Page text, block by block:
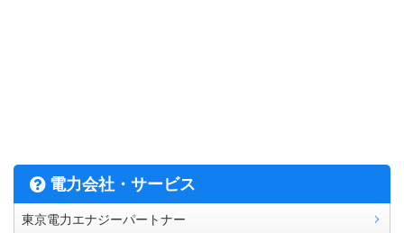
電力会社・サービス
東京電力エナジーパートナー